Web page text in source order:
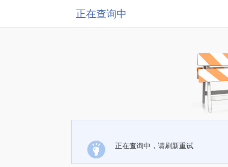
正在查询中
正在查询中，请刷新重试